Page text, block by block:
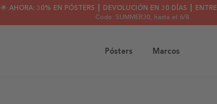
🌟 AHORA: 30% EN PÓSTERS ┃ DEVOLUCIÓN EN 30 DÍAS ┃
Code: SUMMER30, hasta el 6/8
Pósters Marcos